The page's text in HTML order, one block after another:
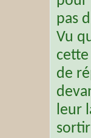
pas
Vu
de
leur